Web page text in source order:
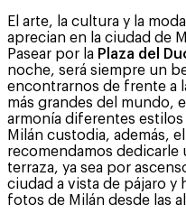
El arte, la cultura y la
aprecian en la ciudad de
Pasear por la Plaza del
noche, será siempre un
encontrarnos de frente a
más grandes del mundo,
armonía diferentes
Milán custodia, además,
recomendamos dedicarle
terraza, ya sea por
ciudad a vista de pájaro y
fotos de Milán desde las